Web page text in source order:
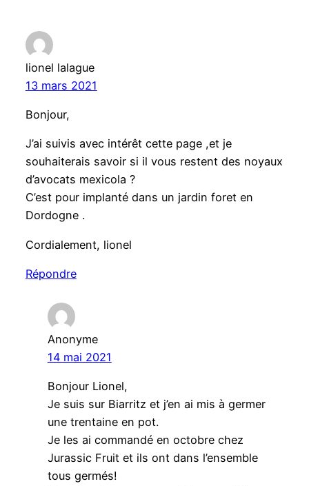
lionel lalague
13 mars 2021
Bonjour,
J’ai suivis avec intérêt cette page ,et je
souhaiterais savoir si il vous restent des noyaux
d’avocats mexicola ?
C’est pour implanté dans un jardin foret en
Dordogne .
Cordialement, lionel
Répondre
Anonyme
14 mai 2021
Bonjour Lionel,
Je suis sur Biarritz et j’en ai mis à germer
une trentaine en pot.
Je les ai commandé en octobre chez
Jurassic Fruit et ils ont dans l’ensemble
tous germés!